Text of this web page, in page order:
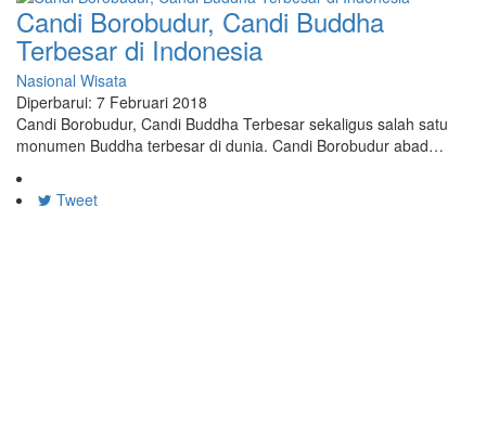
Candi Borobudur, Candi Buddha
Terbesar di Indonesia
Nasional Wisata
Diperbarui: 7 Februari 2018
Candi Borobudur, Candi Buddha Terbesar sekaligus salah satu
monumen Buddha terbesar di dunia. Candi Borobudur abad…
Tweet